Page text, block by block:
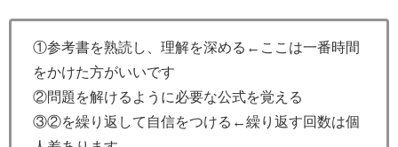
①参考書を熟読し、理解を深める←ここは一番時間
をかけた方がいいです
②問題を解けるように必要な公式を覚える
③②を繰り返して自信をつける←繰り返す回数は個